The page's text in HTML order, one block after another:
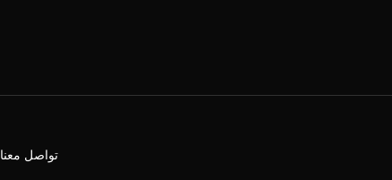
تواصل معنا